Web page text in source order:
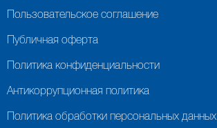
Пользовательское соглашение
Публичная оферта
Политика конфиденциальности
Антикоррупционная политика
Политика обработки персональных данных